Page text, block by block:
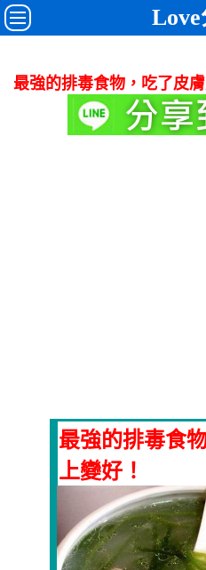
最強的排毒食物，吃了皮膚
最強的排毒食
上變好！